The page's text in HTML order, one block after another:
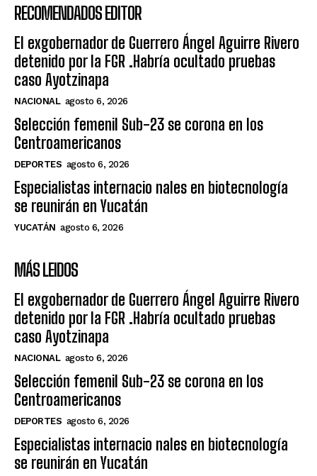
RECOMENDADOS EDITOR
El exgobernador de Guerrero Ángel Aguirre Rivero
detenido por la FGR .Habría ocultado pruebas
caso Ayotzinapa
NACIONAL agosto 6, 2026
Selección femenil Sub-23 se corona en los
Centroamericanos
DEPORTES agosto 6, 2026
Especialistas internacio nales en biotecnología
se reunirán en Yucatán
YUCATÁN agosto 6, 2026
MÁS LEIDOS
El exgobernador de Guerrero Ángel Aguirre Rivero
detenido por la FGR .Habría ocultado pruebas
caso Ayotzinapa
NACIONAL agosto 6, 2026
Selección femenil Sub-23 se corona en los
Centroamericanos
DEPORTES agosto 6, 2026
Especialistas internacio nales en biotecnología
se reunirán en Yucatán